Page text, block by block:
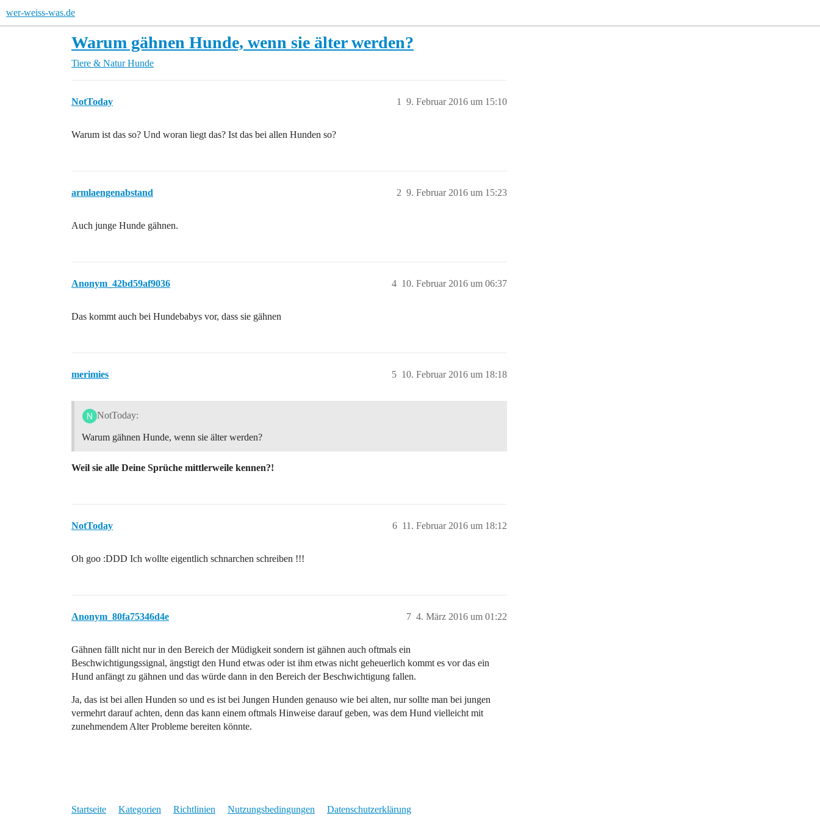
wer-weiss-was.de
Warum gähnen Hunde, wenn sie älter werden?
Tiere & Natur Hunde
NotToday 9. Februar 2016 um 15:10
1
Warum ist das so? Und woran liegt das? Ist das bei allen Hunden so?
armlaengenabstand 9. Februar 2016 um 15:23
2
Auch junge Hunde gähnen.
Anonym_42bd59af9036 10. Februar 2016 um 06:37
4
Das kommt auch bei Hundebabys vor, dass sie gähnen
merimies 10. Februar 2016 um 18:18
5
NotToday:
Warum gähnen Hunde, wenn sie älter werden?
Weil sie alle Deine Sprüche mittlerweile kennen?!
NotToday 11. Februar 2016 um 18:12
6
Oh goo :DDD Ich wollte eigentlich schnarchen schreiben !!!
Anonym_80fa75346d4e 4. März 2016 um 01:22
7
Gähnen fällt nicht nur in den Bereich der Müdigkeit sondern ist gähnen auch oftmals ein
Beschwichtigungssignal, ängstigt den Hund etwas oder ist ihm etwas nicht geheuerlich kommt es vor das ein
Hund anfängt zu gähnen und das würde dann in den Bereich der Beschwichtigung fallen.
Ja, das ist bei allen Hunden so und es ist bei Jungen Hunden genauso wie bei alten, nur sollte man bei jungen
vermehrt darauf achten, denn das kann einem oftmals Hinweise darauf geben, was dem Hund vielleicht mit
zunehmendem Alter Probleme bereiten könnte.
Startseite Kategorien Richtlinien Nutzungsbedingungen Datenschutzerklärung